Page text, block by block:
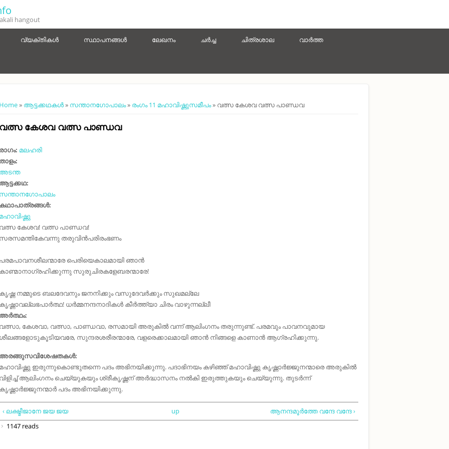
hangout
വ്യക്തികൾ സ്ഥാപനങ്ങൾ ലേഖനം ചർച്ച ചിത്രശാല വാർത്ത
You are here
Home» ആട്ടക്കഥകൾ» സന്താനഗോപാലം» രംഗം 11 മഹാവിഷ്ണുസമീപം» വത്സ കേശവ വത്സ പാണ്ഡവ
വത്സ കേശവ വത്സ പാണ്ഡവ
രാഗം: മലഹരി
താളം:
അടന്ത
ആട്ടക്കഥ:
സന്താനഗോപാലം
കഥാപാത്രങ്ങൾ:
മഹാവിഷ്ണു
വത്സ കേശവ! വത്സ പാണ്ഡവ!
സരസമന്തികേവന്നു തരുവിൻപരിരംഭണം
പരമപാവനശീലന്മാരേ പെരിയെകാലമായി ഞാൻ
കാണ്മാനാഗ്രഹിക്കുന്നു സുരുചിരകളേബരന്മാരേ!
കൃഷ്ണ നമ്മുടെ ബലദേവനും ജനനിക്കും വസുദേവർക്കും സുഖമല്ലേ
കൃഷ്ണാവല്ലഭപാർത്ഥ! ധർമ്മനന്ദനാദികൾ കീർത്ത്യാ ചിരം വാഴുന്നല്ലീ
അർത്ഥം:
വത്സാ, കേശവാ, വത്സാ, പാണ്ഡവാ, രസമായി അരുകിൽ വന്ന് ആലിംഗനം തരുന്നുണ്ട്. പരമവും പാവനവുമായ
ശീലങ്ങളോടുകൂടിയവരേ, സുന്ദരശരീരന്മാരേ, വളരെക്കാലമായി ഞാൻ നിങ്ങളെ കാണാൻ ആഗ്രഹിക്കുന്നു.
അരങ്ങുസവിശേഷതകൾ:
മഹാവിഷ്ണു ഇരുന്നുകൊണ്ടുതന്നെ പദം അഭിനയിക്കുന്നു. പദാഭിനയം കഴിഞ്ഞ് മഹാവിഷ്ണു കൃഷ്ണാർജ്ജുനന്മാരെ അരുകിൽ
വിളിച്ച് ആലിംഗനം ചെയ്യുകയും ശ്രീകൃഷ്ണന് അർദ്ധാസനം നൽകി ഇരുത്തുകയും ചെയ്യുന്നു. തുടർന്ന്
കൃഷ്ണാർജ്ജുനന്മാർ പദം അഭിനയിക്കുന്നു.
‹ ലക്ഷ്മീജാനേ ജയ ജയ up
ആനന്ദമൂർത്തേ വന്ദേ വന്ദേ ›
1147 reads